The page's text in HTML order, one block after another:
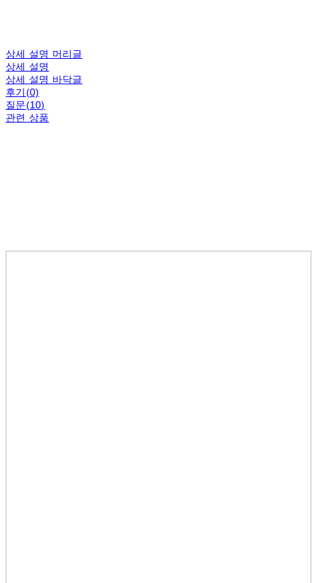
상세 설명 머리글
상세 설명
상세 설명 바닥글
후기(0)
질문(10)
관련 상품